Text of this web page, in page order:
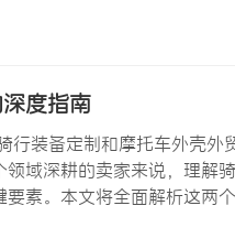
度指南
装备定制和摩托车外壳外
域深耕的卖家来说，理解
素。本文将全面解析这两